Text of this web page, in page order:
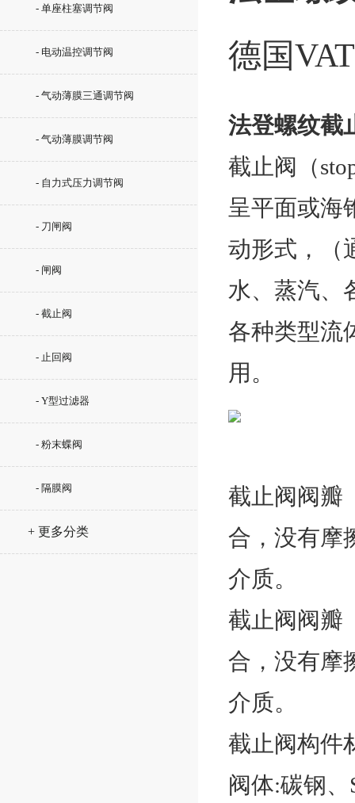
- 单座柱塞调节阀
- 电动温控调节阀
- 气动薄膜三通调节阀
- 气动薄膜调节阀
- 自力式压力调节阀
- 刀闸阀
- 闸阀
- 截止阀
- 止回阀
- Y型过滤器
- 粉末蝶阀
- 隔膜阀
+ 更多分类
德国
法登螺纹截
截止阀（
呈平面或海
动形式，（
水、蒸汽、
各种类型流
用。
截止阀阀瓣
合，没有摩
介质。
截止阀阀瓣
合，没有摩
介质。
截止阀构件
阀体:碳钢、